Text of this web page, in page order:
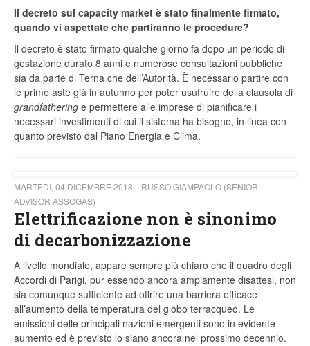
Il decreto sul capacity market è stato finalmente firmato,
quando vi aspettate che partiranno le procedure?
Il decreto è stato firmato qualche giorno fa dopo un periodo di
gestazione durato 8 anni e numerose consultazioni pubbliche
sia da parte di Terna che dell’Autorità. È necessario partire con
le prime aste già in autunno per poter usufruire della clausola di
grandfathering e permettere alle imprese di pianificare i
necessari investimenti di cui il sistema ha bisogno, in linea con
quanto previsto dal Piano Energia e Clima.
MARTEDÌ, 04 DICEMBRE 2018
RUSSO GIAMPAOLO (SENIOR
ADVISOR ASSOGAS)
Elettrificazione non è sinonimo
di decarbonizzazione
A livello mondiale, appare sempre più chiaro che il quadro degli
Accordi di Parigi, pur essendo ancora ampiamente disattesi, non
sia comunque sufficiente ad offrire una barriera efficace
all’aumento della temperatura del globo terracqueo. Le
emissioni delle principali nazioni emergenti sono in evidente
aumento ed è previsto lo siano ancora nel prossimo decennio.